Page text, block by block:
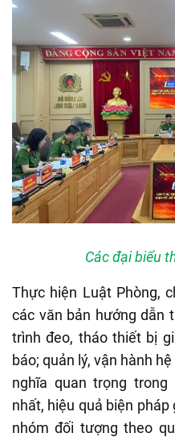
Các đại biểu
Thực hiện Luật Phòng,
các văn bản hướng dẫn
trình đeo, tháo thiết bị
báo; quản lý, vận hành
nghĩa quan trọng
nhất, hiệu quả biện
nhóm đối tượng theo